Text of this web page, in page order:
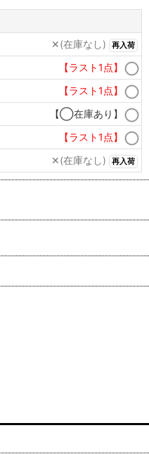
✕(在庫なし)
再入荷
【ラスト1点】
【ラスト1点】
【◯在庫あり】
【ラスト1点】
✕(在庫なし)
再入荷